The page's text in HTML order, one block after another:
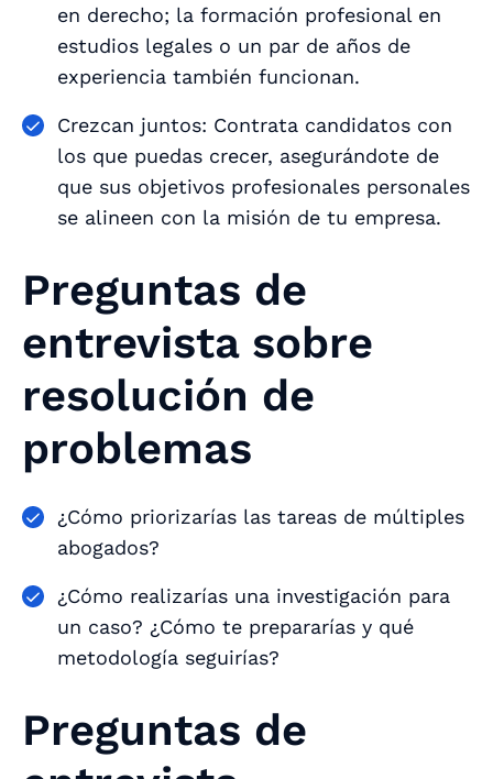
en derecho; la formación profesional en
estudios legales o un par de años de
experiencia también funcionan.
Crezcan juntos: Contrata candidatos con
los que puedas crecer, asegurándote de
que sus objetivos profesionales personales
se alineen con la misión de tu empresa.
Preguntas de
entrevista sobre
resolución de
problemas
¿Cómo priorizarías las tareas de múltiples
abogados?
¿Cómo realizarías una investigación para
un caso? ¿Cómo te prepararías y qué
metodología seguirías?
Preguntas de